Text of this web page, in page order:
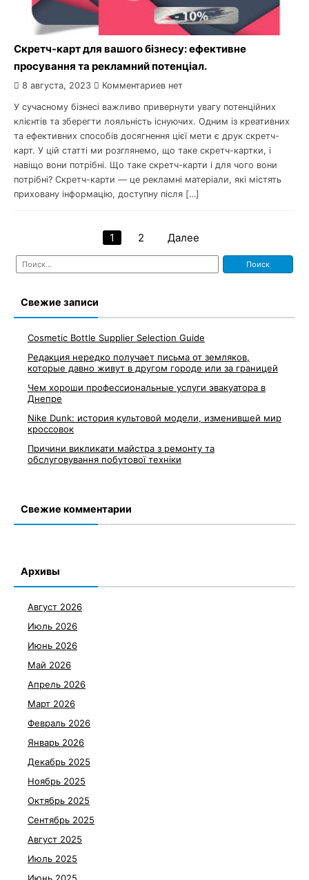
Скретч-карт для вашого бізнесу: ефективне
просування та рекламний потенціал.
8 августа, 2023 Комментариев нет
У сучасному бізнесі важливо привернути увагу потенційних
клієнтів та зберегти лояльність існуючих. Одним із креативних
та ефективних способів досягнення цієї мети є друк скретч-
карт. У цій статті ми розглянемо, що таке скретч-картки, і
навіщо вони потрібні. Що таке скретч-карти і для чого вони
потрібні? Скретч-карти — це рекламні матеріали, які містять
приховану інформацію, доступну після […]
Навигация
по
1 2 Далее
Найти:
Свежие записи
Cosmetic Bottle Supplier Selection Guide
Редакция нередко получает письма от земляков,
которые давно живут в другом городе или за границей
Чем хороши профессиональные услуги эвакуатора в
Днепре
Nike Dunk: история культовой модели, изменившей мир
кроссовок
Причини викликати майстра з ремонту та
обслуговування побутової техніки
Свежие комментарии
Архивы
Август 2026
Июль 2026
Июнь 2026
Май 2026
Апрель 2026
Март 2026
Февраль 2026
Январь 2026
Декабрь 2025
Ноябрь 2025
Октябрь 2025
Сентябрь 2025
Август 2025
Июль 2025